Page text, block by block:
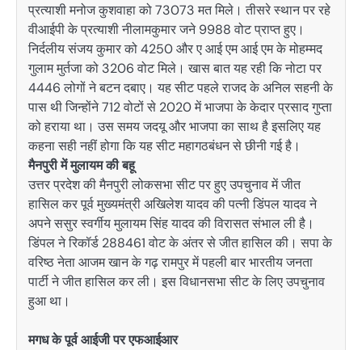
प्रत्याशी मनोज कुशवाहा को 73073 मत मिले। तीसरे स्थान पर रहे
वीआईपी के प्रत्याशी नीलामकुमार जने 9988 वोट प्राप्त हुए।
निर्दलीय संजय कुमार को 4250 और ए आई एम आई एम के मोहम्मद
गुलाम मुर्तजा को 3206 वोट मिले। खास बात यह रही कि नोटा पर
4446 लोगों ने बटन दबाए। यह सीट पहले राजद के अनिल सहनी के
पास थी जिन्होंने 712 वोटों से 2020 में भाजपा के केदार प्रसाद गुप्ता
को हराया था। उस समय जदयू और भाजपा का साथ है इसलिए यह
कहना सही नहीं होगा कि यह सीट महागठबंधन से छीनी गई है।
मैनपुरी में मुलायम की बहू
उत्तर प्रदेश की मैनपुरी लोकसभा सीट पर हुए उपचुनाव में जीत
हासिल कर पूर्व मुख्यमंत्री अखिलेश यादव की पत्नी डिंपल यादव ने
अपने ससुर स्वर्गीय मुलायम सिंह यादव की विरासत संभाल ली है।
डिंपल ने रिकॉर्ड 288461 वोट के अंतर से जीत हासिल की। सपा के
वरिष्ठ नेता आजम खान के गढ़ रामपुर में पहली बार भारतीय जनता
पार्टी ने जीत हासिल कर ली। इस विधानसभा सीट के लिए उपचुनाव
हुआ था।
मगध के पूर्व आईजी पर एफआईआर